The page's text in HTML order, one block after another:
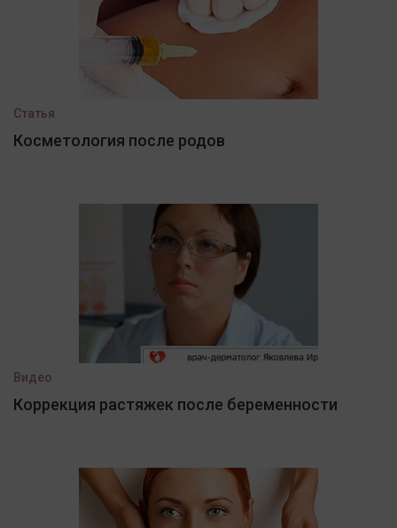
Статья
Косметология после родов
Видео
Коррекция растяжек после беременности